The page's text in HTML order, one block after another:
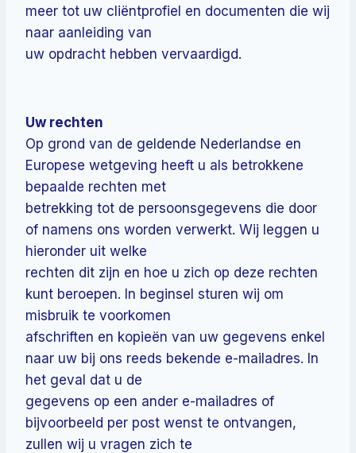
meer tot uw cliëntprofiel en documenten die wij
naar aanleiding van
uw opdracht hebben vervaardigd.
Uw rechten
Op grond van de geldende Nederlandse en
Europese wetgeving heeft u als betrokkene
bepaalde rechten met
betrekking tot de persoonsgegevens die door
of namens ons worden verwerkt. Wij leggen u
hieronder uit welke
rechten dit zijn en hoe u zich op deze rechten
kunt beroepen. In beginsel sturen wij om
misbruik te voorkomen
afschriften en kopieën van uw gegevens enkel
naar uw bij ons reeds bekende e-mailadres. In
het geval dat u de
gegevens op een ander e-mailadres of
bijvoorbeeld per post wenst te ontvangen,
zullen wij u vragen zich te